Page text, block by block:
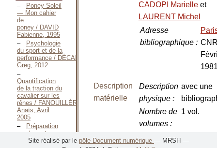
Poney Soleil
— Mon cahier
de
poney / DAVID
Fabienne, 1995
Psychologie
du sport et de la
performance / DÉCAMPS
Greg, 2012
Quantification
de la traction du
cavalier sur les
rênes / FANOUILLÈRE
Anaïs, Avril
2005
Préparation
aux brevets
d’état
CADOPI Marielle et
LAURENT Michel
Adresse
bibliographique:
Description
matérielle
Description
physique:
avec une
Nombre de
volumes:
1 vol.
Nombre de
Site réalisé par le pôle Document numérique — MRSH —